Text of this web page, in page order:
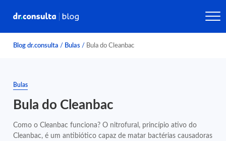
Blog dr.consulta / Bulas / Bula do Cleanbac
Bulas
Bula do Cleanbac
Como o Cleanbac funciona? O nitrofural, princípio ativo do
Cleanbac, é um antibiótico capaz de matar bactérias causadoras